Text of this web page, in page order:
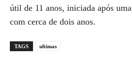
útil de 11 anos, iniciada após
com cerca de dois anos.
TAGS ultimas